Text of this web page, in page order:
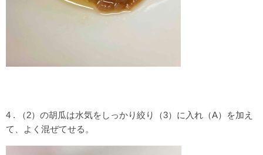
4 . （2）の胡瓜は水気をしっかり絞り（3）に入れ（A）を加え
て、よく混ぜてせる。